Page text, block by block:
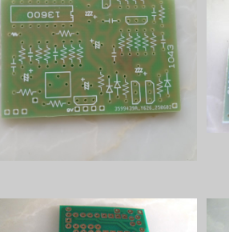
Super Compプリント基板
¥1,200